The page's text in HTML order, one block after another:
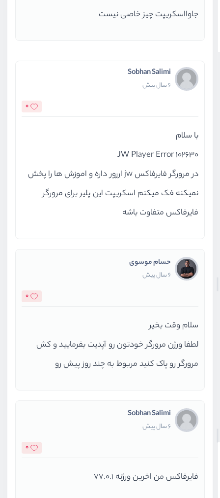
جاوااسکریپت چیز خاصی نیست
Sobhan Salimi
6 سال پیش
0
با سلام
JW Player Error 102630
در مرورگر فایرفاکس jw اررور داره و اموزش ها را پخش
نمیکنه فک میکنم اسکریپت این پلیر برای مرورگر
فایرفاکس متفاوت باشه
حسام موسوی
6 سال پیش
0
سلام وقت بخیر
لطفا ورژن مرورگر خودتون رو آپدیت بفرمایید و کش
مرورگر رو پاک کنید مربوط به چند روز پیش رو
Sobhan Salimi
6 سال پیش
0
فایرفاکس من اخرین ورژنه 77.0.1